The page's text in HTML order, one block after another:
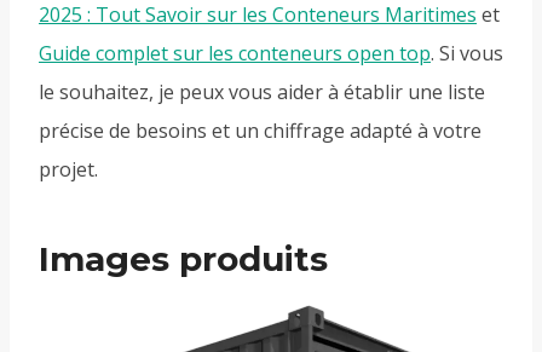
2025 : Tout Savoir sur les Conteneurs Maritimes et
Guide complet sur les conteneurs open top. Si vous
le souhaitez, je peux vous aider à établir une liste
précise de besoins et un chiffrage adapté à votre
projet.
Images produits